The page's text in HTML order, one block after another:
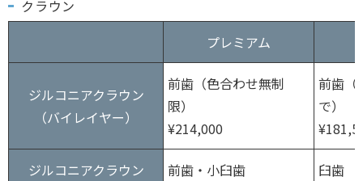
クラウン
プレミアム
ジルコニアクラウン
（バイレイヤー）
前歯（色合わせ無制
限）
¥214,000
前歯（
で）
ジルコニアクラウン
前歯・小臼歯
臼歯